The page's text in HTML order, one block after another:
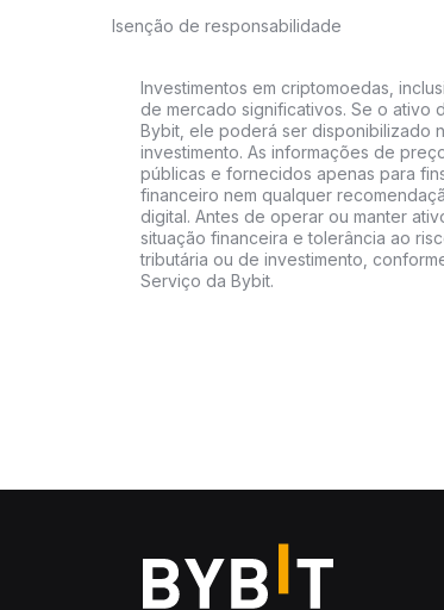
Isenção de responsabilidade
Investimentos em criptomoedas,
de mercado significativos. Se o ativo
Bybit, ele poderá ser disponibilizado
investimento. As informações de
públicas e fornecidos apenas para
financeiro nem qualquer
digital. Antes de operar ou manter
situação financeira e tolerância ao
tributária ou de investimento,
Serviço da Bybit.